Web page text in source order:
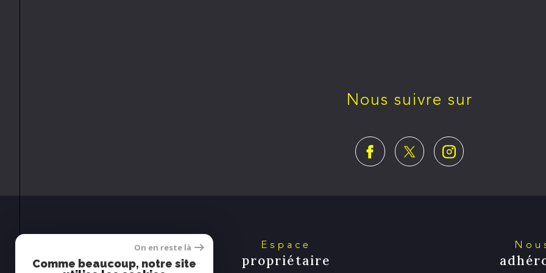
Nous suivre sur
Espace
propriétaire
On en reste là
Comme beaucoup, notre site